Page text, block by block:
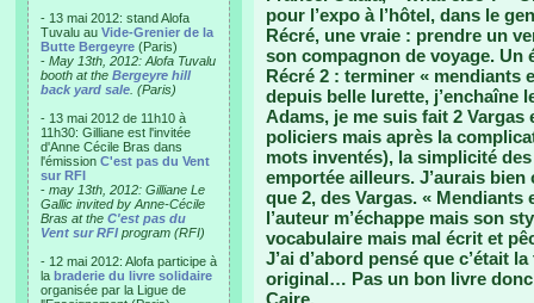
- 13 mai 2012: stand Alofa
Tuvalu au Vide-Grenier de la
Butte Bergeyre (Paris)
- May 13th, 2012: Alofa Tuvalu
booth at the Bergeyre hill
back yard sale . (Paris)
- 13 mai 2012 de 11h10 à
11h30: Gilliane est l'invitée
d'Anne Cécile Bras dans
l'émission C'est pas du Vent
sur RFI
- may 13th, 2012: Gilliane Le
Gallic invited by Anne-Cécile
Bras at the C'est pas du
Vent sur RFI program (RFI)
- 12 mai 2012: Alofa participe à
la braderie du livre solidaire
organisée par la Ligue de
pour l’expo à l’hôtel, dans le
Récré, une vraie : prendre un
son compagnon de voyage. Un
Récré 2 : terminer «
depuis belle lurette, j’enchaîne
Adams, je me suis fait 2 Vargas
policiers mais après la
mots inventés), la simplicité
emportée ailleurs. J’aurais
que 2, des Vargas. «
l’auteur m’échappe mais son
vocabulaire mais mal écrit et
J’ai d’abord pensé que c’était
original… Pas un bon livre
Caire.